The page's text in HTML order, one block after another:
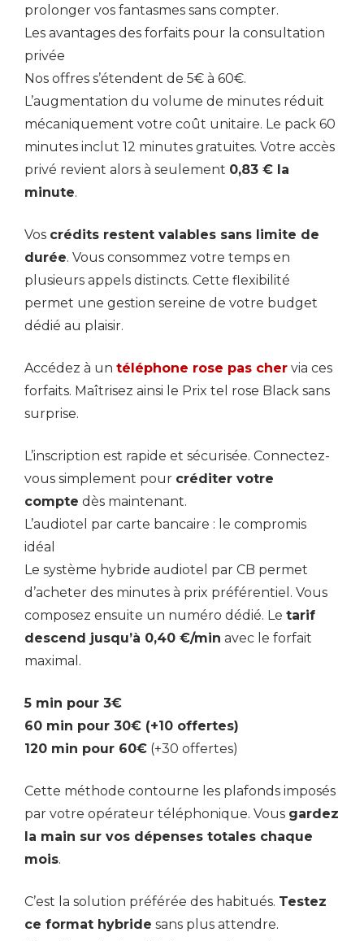
prolonger vos fantasmes sans compter.
Les avantages des forfaits pour la consultation
privée
Nos offres s’étendent de 5€ à 60€.
L’augmentation du volume de minutes réduit
mécaniquement votre coût unitaire. Le pack 60
minutes inclut 12 minutes gratuites. Votre accès
privé revient alors à seulement 0,83 € la
minute.
Vos crédits restent valables sans limite de
durée. Vous consommez votre temps en
plusieurs appels distincts. Cette flexibilité
permet une gestion sereine de votre budget
dédié au plaisir.
Accédez à un téléphone rose pas cher via ces
forfaits. Maîtrisez ainsi le Prix tel rose Black sans
surprise.
L’inscription est rapide et sécurisée. Connectez-
vous simplement pour créditer votre
compte dès maintenant.
L’audiotel par carte bancaire : le compromis
idéal
Le système hybride audiotel par CB permet
d’acheter des minutes à prix préférentiel. Vous
composez ensuite un numéro dédié. Le tarif
descend jusqu’à 0,40 €/min avec le forfait
maximal.
5 min pour 3€
60 min pour 30€ (+10 offertes)
120 min pour 60€ (+30 offertes)
Cette méthode contourne les plafonds imposés
par votre opérateur téléphonique. Vous gardez
la main sur vos dépenses totales chaque
mois.
C’est la solution préférée des habitués. Testez
ce format hybride sans plus attendre.